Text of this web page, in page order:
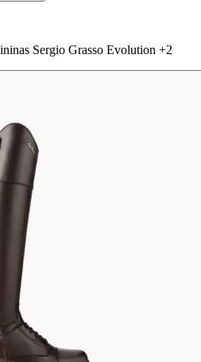
Sergio Grasso Evolution +2